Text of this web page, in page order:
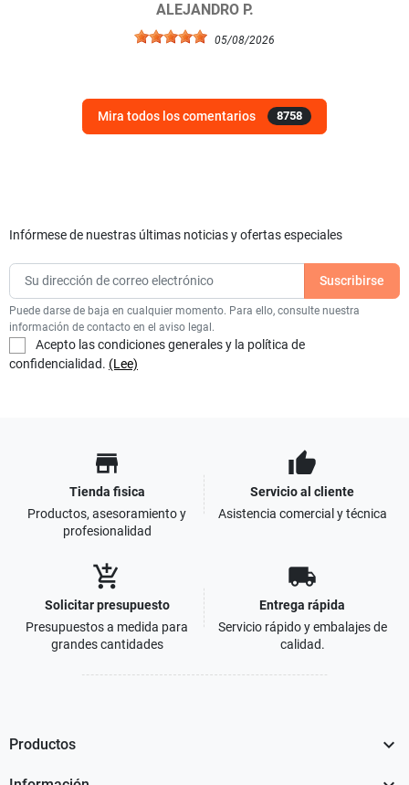
ALEJANDRO P.
05/08/2026
Mira todos los comentarios 8758
Infórmese de nuestras últimas noticias y ofertas especiales
Puede darse de baja en cualquier momento. Para ello, consulte nuestra
información de contacto en el aviso legal.
Acepto las condiciones generales y la política de
confidencialidad. (Lee)
store
Tienda fisica
Productos, asesoramiento y
profesionalidad
thumb_up
Servicio al cliente
Asistencia comercial y técnica
add_shopping_cart
Solicitar presupuesto
Presupuestos a medida para
grandes cantidades
local_shipping
Entrega rápida
Servicio rápido y embalajes de
calidad.
Productos 